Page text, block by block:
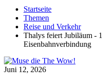
Startseite
Themen
Reise und Verkehr
Thalys feiert Jubiläum -
Eisenbahnverbindung
Juni 12, 2026